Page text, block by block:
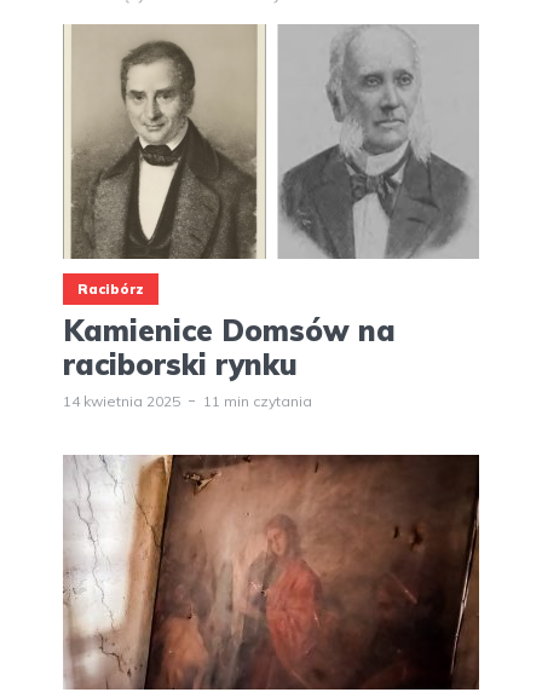
Racibórz
Kamienice Domsów na
raciborski rynku
14 kwietnia 2025 11 min czytania